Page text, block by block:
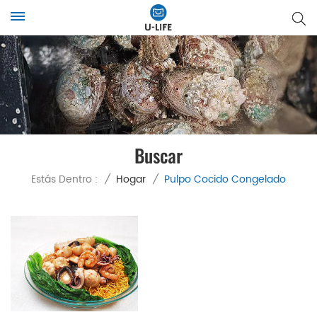
Buscar
Estás Dentro : / Hogar / Pulpo Cocido Congelado